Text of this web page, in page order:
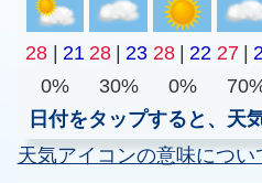
28 | 21 28 | 23 28 | 22 27 |
0%
30% 0%
日付をタップすると、天
天気アイコンの意味につい